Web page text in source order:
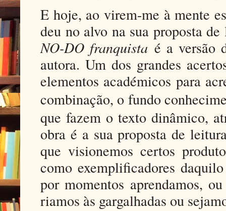
E hoje, ao virem-me à mente
deu no alvo na sua proposta
NO-DO franquista é a versão
autora. Um dos grandes
elementos académicos para
combinação, o fundo
que fazem o texto dinâmico,
obra é a sua proposta de
que visionemos certos
como exemplificadores
por momentos aprendamos,
riamos às gargalhadas ou